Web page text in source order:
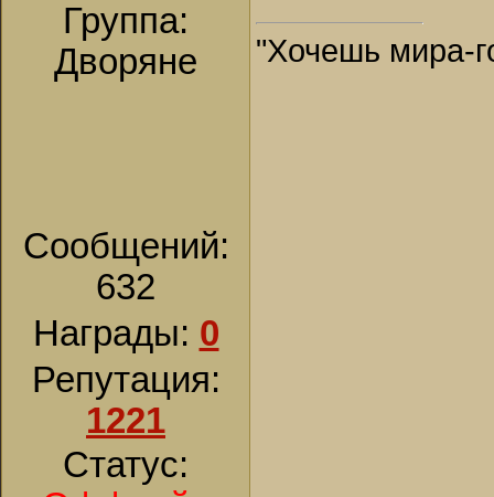
Группа:
Дворяне
Сообщений:
632
Награды: 0
Репутация:
1221
Статус:
"Хочешь мира-